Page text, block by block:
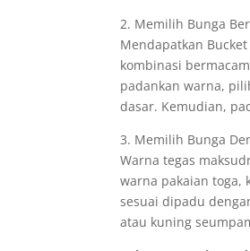
2. Memilih Bunga
Mendapatkan
kombinasi
padankan warna,
dasar. Kemudian,
3. Memilih Bunga
Warna tegas
warna pakaian toga,
sesuai dipadu
atau kuning